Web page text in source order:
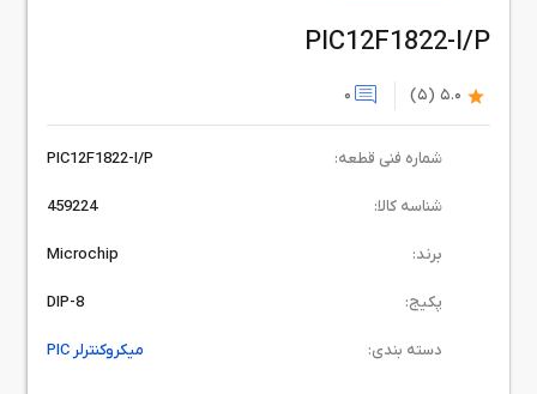
PIC12F1822-I/P
5.0
(5)
0
شماره فنی قطعه: PIC12F1822-I/P
شناسه کالا: 459224
برند: Microchip
پکیج: DIP-8
دسته بندی: میکروکنترلر PIC